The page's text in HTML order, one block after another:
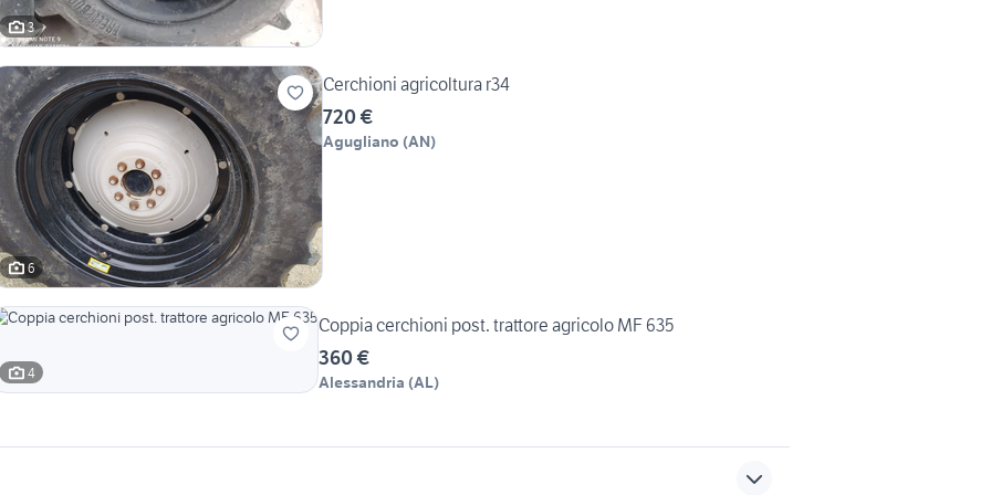
3
6
Cerchioni agricoltura r34
720 €
Agugliano (AN)
4
Coppia cerchioni post. trattore agricolo MF 635
360 €
Alessandria (AL)